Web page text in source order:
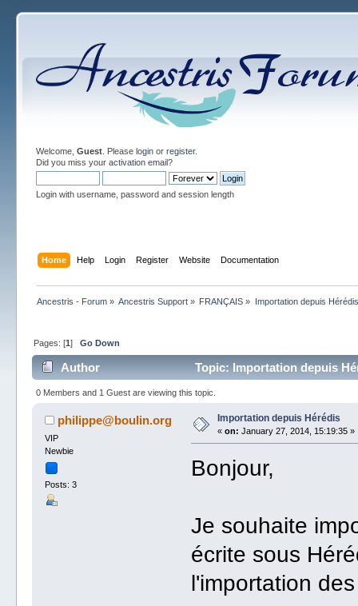
Welcome, Guest. Please loginor register.
Did you miss your activation email?
Login with username, password and session length
Home Help Login Register Website Documentation
Ancestris - Forum» Ancestris Support » FRANÇAIS » Importation depuis Hérédis
Pages: [1] Go Down
Author Topic: Importation depuis
0 Members and 1 Guest are viewing this topic.
philippe@boulin.org
VIP
Newbie
Posts: 3
Importation depuis Hérédis
« on: January 27, 2014, 15:19:35 »
Bonjour,
Je souhaite
écrite sous
l'importation